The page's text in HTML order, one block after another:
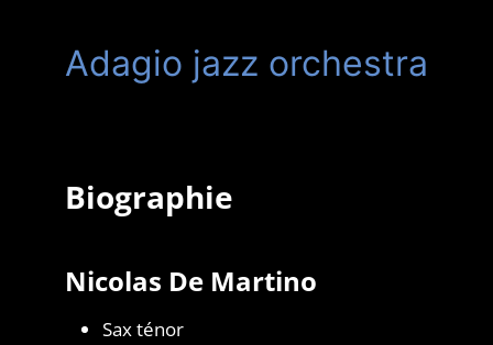
Adagio jazz orchestra
Biographie
Nicolas De Martino
Sax ténor